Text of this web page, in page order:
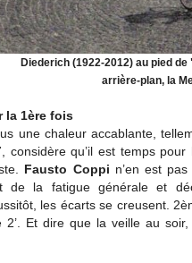
Diederich (1922-2012) au pied
arrière-plan, la
la 1ère fois
une chaleur accablante,
considère qu’il est temps
Fausto Coppi n’en est
de la fatigue générale et
les écarts se creusent.
2’. Et dire que la veille au